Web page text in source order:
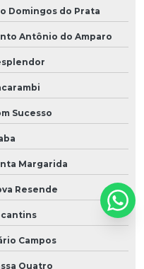
Domingos do Prata
Antônio do Amparo
Sucesso
Margarida
Resende
Campos
Quatro